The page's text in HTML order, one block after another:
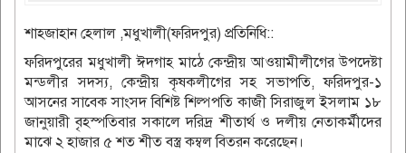
শাহজাহান হেলাল ,মধুখালী(ফরিদপুর) প্রতিনিধি::
ফরিদপুরের মধুখালী ঈদগাহ মাঠে কেন্দ্রীয় আওয়ামীলীগের উপদেষ্টা
মন্ডলীর সদস্য, কেন্দ্রীয় কৃষকলীগের সহ সভাপতি, ফরিদপুর-১
আসনের সাবেক সাংসদ বিশিষ্ট শিল্পপতি কাজী সিরাজুল ইসলাম ১৮
জানুয়ারী বৃহস্পতিবার সকালে দরিদ্র শীতার্থ ও দলীয় নেতাকর্মীদের
মাঝে ২ হাজার ৫ শত শীত বস্ত্র কম্বল বিতরন করেছেন।